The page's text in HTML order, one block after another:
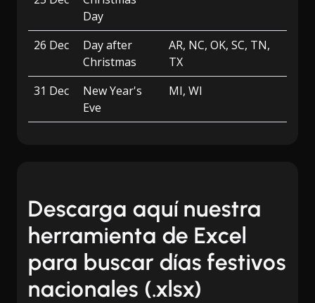
Day
26 Dec
Day after
Christmas
AR, NC, OK, SC, TN,
TX
31 Dec
New Year's
Eve
MI, WI
Descarga aquí nuestra
herramienta de Excel
para buscar días festivos
nacionales (.xlsx)